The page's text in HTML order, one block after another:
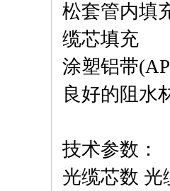
松套管内填
缆芯填充
涂塑铝带
良好的阻水
技术参数：
光缆芯数 光